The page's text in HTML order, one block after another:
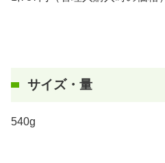
サイズ・量
540g